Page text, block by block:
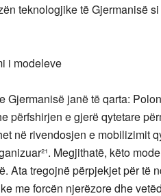
teknologjike të Gjermanisë
i modeleve
Gjermanisë janë të qarta:
përfshirjen e gjerë qytetare
në rivendosjen e mobilizimit
Megjithatë, këto
Ata tregojnë përpjekjet për të
me forcën njerëzore dhe